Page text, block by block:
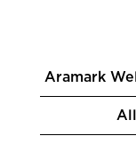
Aramark